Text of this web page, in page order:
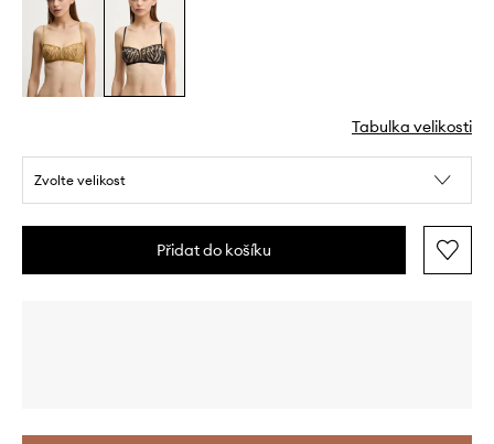
Tabulka velikosti
Zvolte velikost
Přidat do košíku